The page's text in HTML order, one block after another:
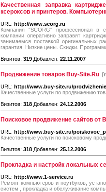
Качественная заправка
ксероксов и принтеров.
URL: http://www.scorg.ru
Компания "SCORG" профессионал в
компании оперативно заправят
занимаемся поставкой оригинальных
гарантия. Низкие цены. Скидки.
Визитов: 319 Добавлен: 22.11.2007
Продвижение товаров Buy-Site.Ru [
URL: http://www.buy-site.ru/
Качественные услуги по продвижению
Визитов: 318 Добавлен: 24.12.2006
Поисковое продвижение сайтов от
URL: http://www.buy-site.ru/
Качественные услуги по поисковому
Визитов: 318 Добавлен: 25.12.2006
Прокладка и настройк локальных
URL: http://www.1-service.ru
Ремонт компьютеров и ноутбуков,
систем , прокладка и обслуживание